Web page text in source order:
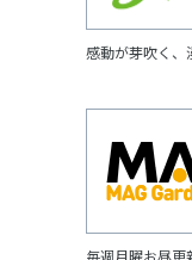
感動が芽吹く、
毎週月曜お昼更